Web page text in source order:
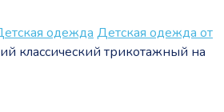
одежда Детская одежда от
классический трикотажный на